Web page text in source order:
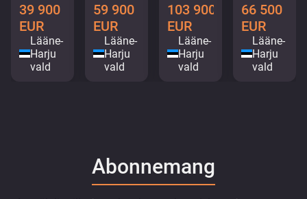
39 900
EUR
Lääne-
Harju
vald
59 900
EUR
Lääne-
Harju
vald
103 900
EUR
Lääne-
Harju
vald
66 500
EUR
Lääne-
Harju
vald
Abonnemang